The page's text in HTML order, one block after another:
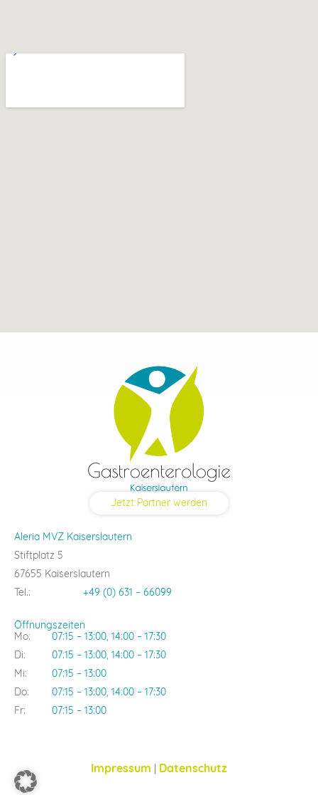
Jetzt Partner werden
Aleria MVZ Kaiserslautern
Stiftplatz 5
67655 Kaiserslautern
Tel.:
+49 (0) 631 – 66099
Öffnungszeiten
Mo:
Di:
Mi:
Do:
Fr:
07:15 – 13:00, 14:00 – 17:30
07:15 – 13:00, 14:00 – 17:30
07:15 – 13:00
07:15 – 13:00, 14:00 – 17:30
07:15 – 13:00
Impressum Datenschutz